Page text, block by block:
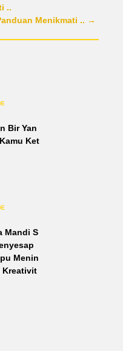
..
Menikmati .. →
Bir Yan
Ket
Mandi S
Menin
Kreativit